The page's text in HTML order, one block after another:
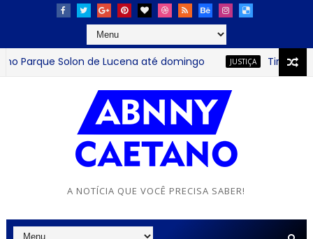
Solon de Lucena até domingo JUSTIÇA Tirullipa é
A NOTÍCIA QUE VOCÊ PRECISA SABER!